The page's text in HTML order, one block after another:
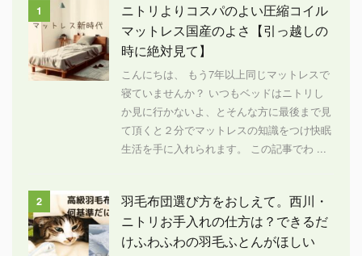
1
ニトリよりコスパのよい圧縮コイル
マットレス国産のよさ【引っ越しの
時に絶対見て】
こんにちは、 もう7年以上同じマットレスで
寝ていませんか？ いつもベッドはニトリし
か見に行かないよ、とそんな方に最後まで見
て頂くと２分でマットレスの知識をつけ快眠
生活を手に入れられます。 この記事でわ ...
2
羽毛布団選び方をおしえて。西川・
ニトリお手入れの仕方は？できるだ
けふわふわの羽毛ふとんがほしい